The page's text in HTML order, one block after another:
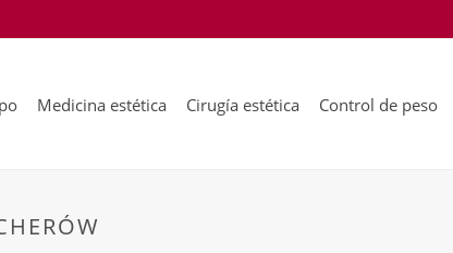
Medicina estética Cirugía estética Control de peso